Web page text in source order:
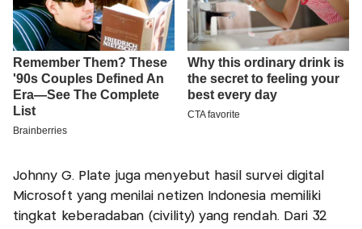
Johnny G. Plate juga menyebut hasil survei digital
Microsoft yang menilai netizen Indonesia memiliki
tingkat keberadaban (civility) yang rendah. Dari 32